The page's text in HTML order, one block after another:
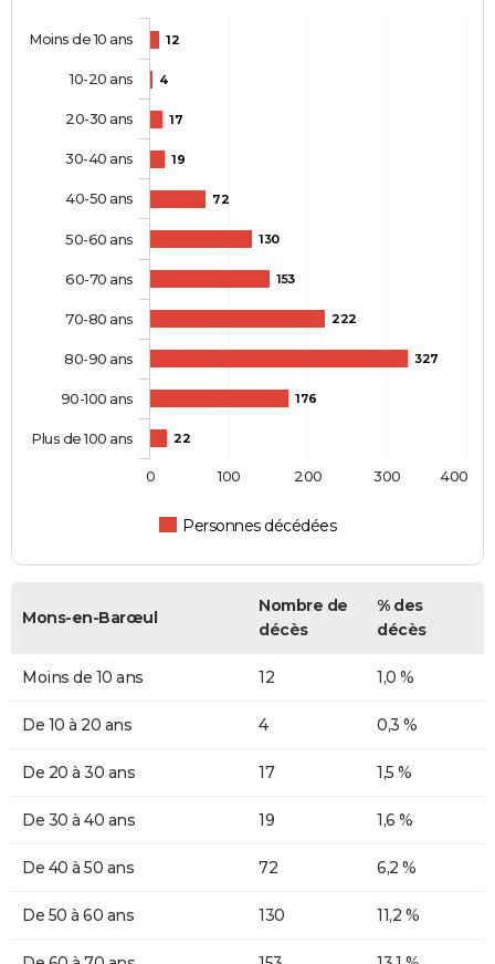
12
4
17
19
72
130
153
222
327
176
22
Personnes décédées
Moins de 10 ans
10-20 ans
20-30 ans
30-40 ans
40-50 ans
50-60 ans
60-70 ans
70-80 ans
80-90 ans
90-100 ans
Plus de 100 ans
0 100 200 300 400
Mons-en-Barœul
Nombre de
décès
% des
décès
Moins de 10 ans 12 1,0 %
De 10 à 20 ans 4 0,3 %
De 20 à 30 ans 17 1,5 %
De 30 à 40 ans 19 1,6 %
De 40 à 50 ans 72 6,2 %
De 50 à 60 ans 130 11,2 %